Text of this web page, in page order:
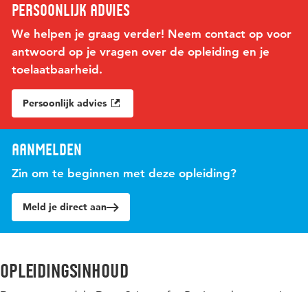
Persoonlijk advies
We helpen je graag verder! Neem contact op voor
antwoord op je vragen over de opleiding en je
toelaatbaarheid.
Persoonlijk advies
Aanmelden
Zin om te beginnen met deze opleiding?
Meld je direct aan
Opleidingsinhoud